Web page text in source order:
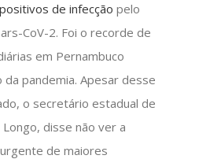
de infecção pelo
CoV-2. Foi o recorde de
em Pernambuco
da pandemia. Apesar desse
o secretário estadual de
Longo, disse não ver a
de maiores